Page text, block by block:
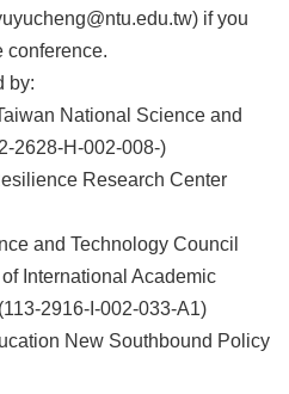
) if you
conference.
by:
National Science and
2628-H-002-008-)
Research Center
and Technology Council
International Academic
2916-I-002-033-A1)
New Southbound Policy